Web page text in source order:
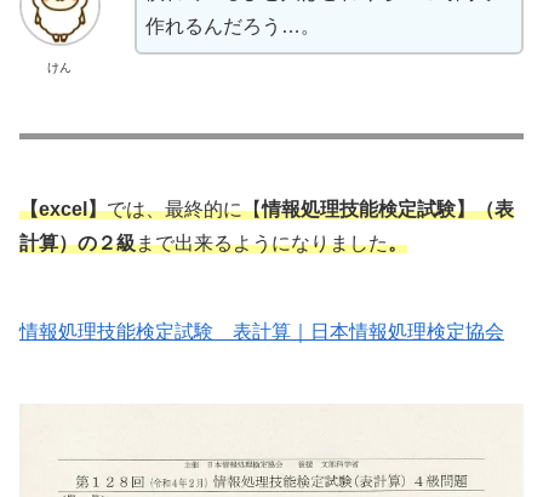
けん
作れるんだろう…。
【excel】では、最終的に【情報処理技能検定試験】（表
計算）の２級まで出来るようになりました。
情報処理技能検定試験 表計算｜日本情報処理検定協会